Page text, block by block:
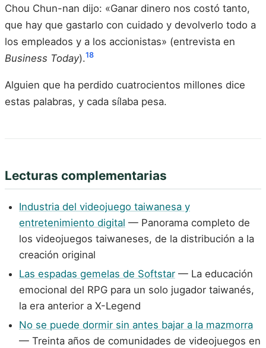
Chou Chun-nan dijo: «Ganar dinero nos costó tanto,
que hay que gastarlo con cuidado y devolverlo todo a
los empleados y a los accionistas» (entrevista en
Business Today).18
Alguien que ha perdido cuatrocientos millones dice
estas palabras, y cada sílaba pesa.
Lecturas complementarias
Industria del videojuego taiwanesa y
entretenimiento digital — Panorama completo de
los videojuegos taiwaneses, de la distribución a la
creación original
Las espadas gemelas de Softstar — La educación
emocional del RPG para un solo jugador taiwanés,
la era anterior a X-Legend
No se puede dormir sin antes bajar a la mazmorra
— Treinta años de comunidades de videojuegos en